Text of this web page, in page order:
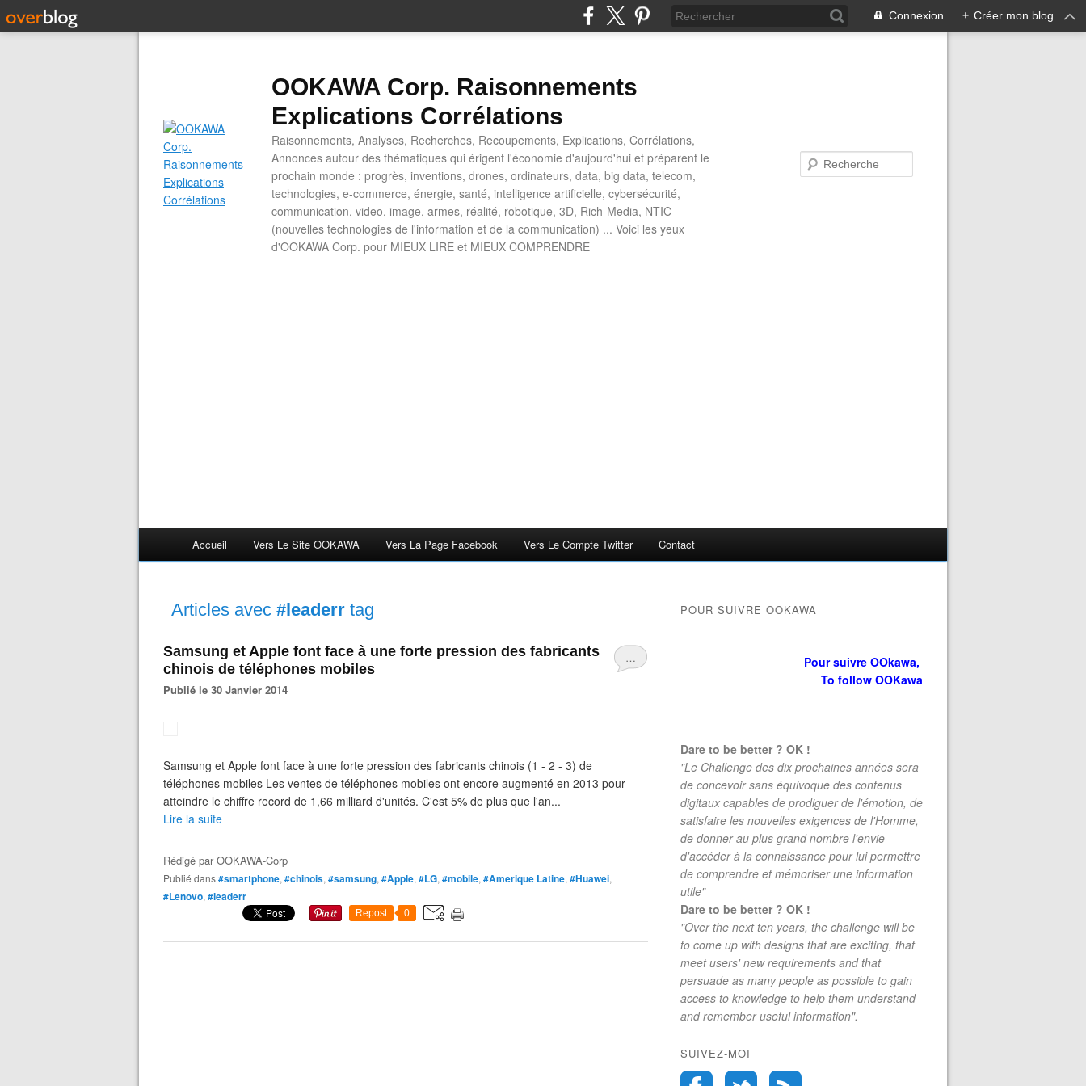
Connexion + Créer mon blog
OOKAWA Corp. Raisonnements
Explications Corrélations
Raisonnements, Analyses, Recherches, Recoupements, Explications, Corrélations,
Annonces autour des thématiques qui érigent l'économie d'aujourd'hui et préparent le
prochain monde : progrès, inventions, drones, ordinateurs, data, big data, telecom,
technologies, e-commerce, énergie, santé, intelligence artificielle, cybersécurité,
communication, video, image, armes, réalité, robotique, 3D, Rich-Media, NTIC
(nouvelles technologies de l'information et de la communication) ... Voici les yeux
d'OOKAWA Corp. pour MIEUX LIRE et MIEUX COMPRENDRE
Accueil Vers Le Site OOKAWA Vers La Page Facebook Vers Le Compte Twitter Contact
Articles avec #leaderr tag
…
Samsung et Apple font face à une forte pression des fabricants
chinois de téléphones mobiles
Publié le 30 Janvier 2014
Samsung et Apple font face à une forte pression des fabricants chinois (1 - 2 - 3) de
téléphones mobiles Les ventes de téléphones mobiles ont encore augmenté en 2013 pour
atteindre le chiffre record de 1,66 milliard d'unités. C'est 5% de plus que l'an...
Lire la suite
Rédigé parOOKAWA-Corp
Publié dans#smartphone, #chinois, #samsung, #Apple, #LG, #mobile, #Amerique Latine, #Huawei,
#Lenovo, #leaderr
Repost 0
POUR SUIVRE OOKAWA
Pour suivre OOkawa,
To follow OOKawa
Dare to be better ? OK !
"Le Challenge des dix prochaines années sera
de concevoir sans équivoque des contenus
digitaux capables de prodiguer de l'émotion, de
satisfaire les nouvelles exigences de l'Homme,
de donner au plus grand nombre l'envie
d'accéder à la connaissance pour lui permettre
de comprendre et mémoriser une information
utile"
Dare to be better ? OK !
"Over the next ten years, the challenge will be
to come up with designs that are exciting, that
meet users' new requirements and that
persuade as many people as possible to gain
access to knowledge to help them understand
and remember useful information".
SUIVEZ-MOI